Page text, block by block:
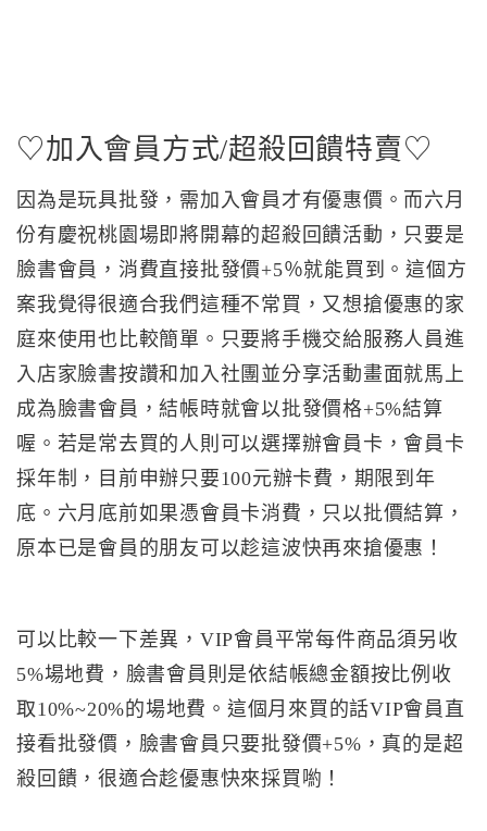
♡加入會員方式/超殺回饋特賣♡
因為是玩具批發，需加入會員才有優惠價。而六月
份有慶祝桃園場即將開幕的超殺回饋活動，只要是
臉書會員，消費直接批發價+5％就能買到。這個方
案我覺得很適合我們這種不常買，又想搶優惠的家
庭來使用也比較簡單。只要將手機交給服務人員進
入店家臉書按讚和加入社團並分享活動畫面就馬上
成為臉書會員，結帳時就會以批發價格+5%結算
喔。若是常去買的人則可以選擇辦會員卡，會員卡
採年制，目前申辦只要100元辦卡費，期限到年
底。六月底前如果憑會員卡消費，只以批價結算，
原本已是會員的朋友可以趁這波快再來搶優惠！
可以比較一下差異，VIP會員平常每件商品須另收
5%場地費，臉書會員則是依結帳總金額按比例收
取10%~20%的場地費。這個月來買的話VIP會員直
接看批發價，臉書會員只要批發價+5%，真的是超
殺回饋，很適合趁優惠快來採買喲！